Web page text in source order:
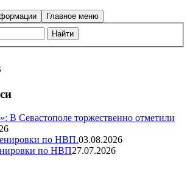
Главное меню
В Севастополе торжественно отметили
по НВП.03.08.2026
по НВП27.07.2026